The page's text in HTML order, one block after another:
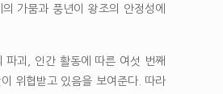
가뭄과 풍년이 왕조의 안정성에
파괴, 인간 활동에 따른 여섯 번째
위협받고 있음을 보여준다. 따라